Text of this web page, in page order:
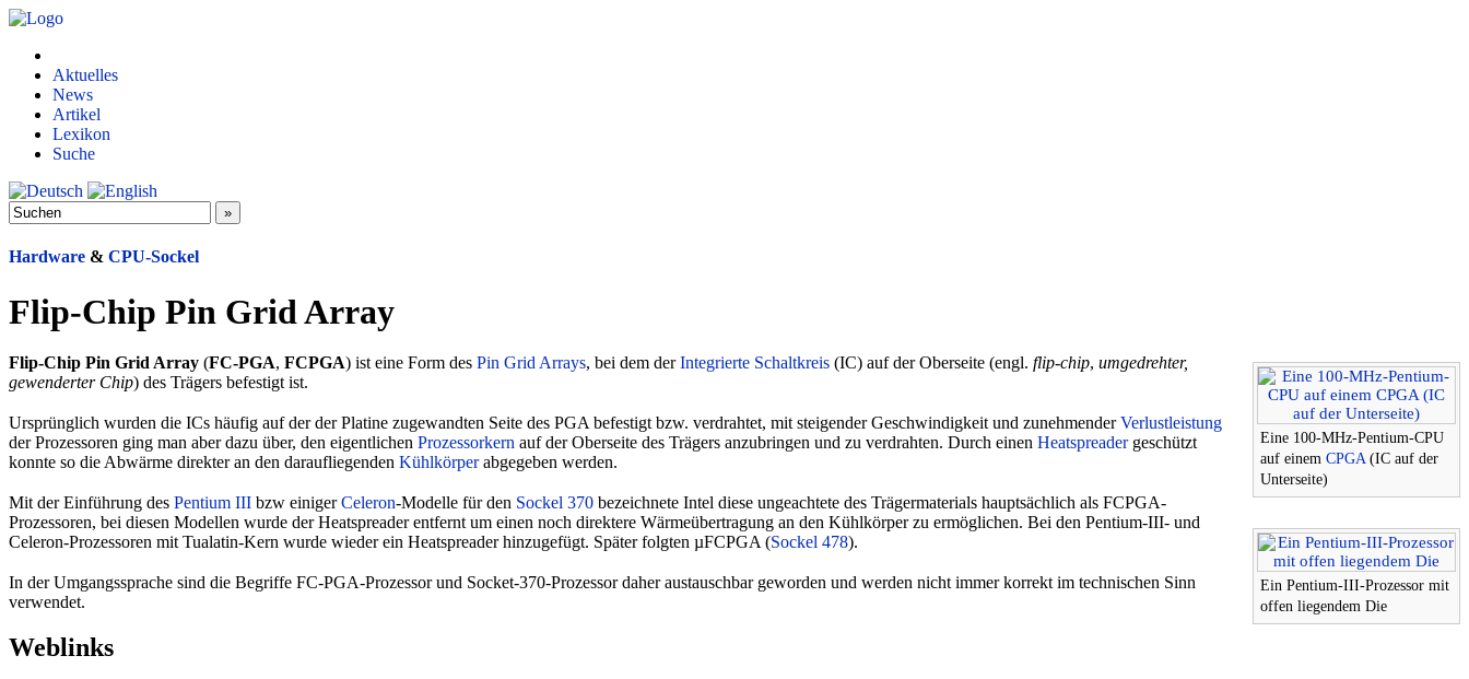
Aktuelles
News
Artikel
Lexikon
Suche
Hardware & CPU-Sockel
Flip-Chip Pin Grid Array
Eine 100-MHz-Pentium-CPU
auf einem CPGA (IC auf der
Unterseite)
Ein Pentium-III-Prozessor mit
offen liegendem Die
Flip-Chip Pin Grid Array (FC-PGA, FCPGA) ist eine Form des Pin Grid Arrays, bei dem derIntegrierte Schaltkreis (IC) auf der Oberseite (engl. flip-chip, umgedrehter,
gewenderter Chip) des Trägers befestigt ist.
Ursprünglich wurden die ICs häufig auf der der Platine zugewandten Seite des PGA befestigt bzw. verdrahtet, mit steigender Geschwindigkeit und zunehmenderVerlustleistung
der Prozessoren ging man aber dazu über, den eigentlichen Prozessorkern auf der Oberseite des Trägers anzubringen und zu verdrahten. Durch einen Heatspreadergeschützt
konnte so die Abwärme direkter an den daraufliegenden Kühlkörperabgegeben werden.
Mit der Einführung des Pentium III bzw einigerCeleron-Modelle für den Sockel 370 bezeichnete Intel diese ungeachtete des Trägermaterials hauptsächlich als FCPGA-
Prozessoren, bei diesen Modellen wurde der Heatspreader entfernt um einen noch direktere Wärmeübertragung an den Kühlkörper zu ermöglichen. Bei den Pentium-III- und
Celeron-Prozessoren mit Tualatin-Kern wurde wieder ein Heatspreader hinzugefügt. Später folgten µFCPGA (Sockel 478).
In der Umgangssprache sind die Begriffe FC-PGA-Prozessor und Socket-370-Prozessor daher austauschbar geworden und werden nicht immer korrekt im technischen Sinn
verwendet.
Weblinks